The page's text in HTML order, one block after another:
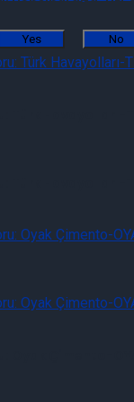
Türk Havayolları-
Oyak Çimento-
Yes No